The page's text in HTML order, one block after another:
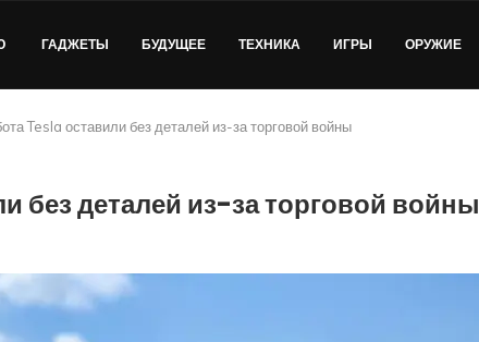
ГАДЖЕТЫ БУДУЩЕЕ ТЕХНИКА ИГРЫ ОРУЖИЕ
Tesla оставили без деталей из-за торговой войны
без деталей из-за торговой войны